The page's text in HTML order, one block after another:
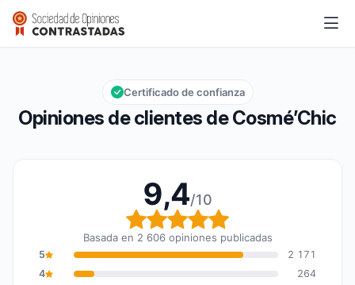
Cosmé’Chic
Calificación global: 9,4 de 10
9,4/10
Opiniones de clientes de Cosmé’Chic
Certificado de confianza
9,4/10
Calificación global: 9,4
Basada en 2 606 opiniones publicadas
5
2 171
4
264